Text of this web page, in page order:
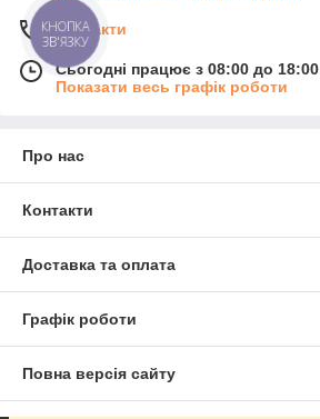
Контакти
Сьогодні працює з 08:00 до 18:00
Показати весь графік роботи
Про нас
Контакти
Доставка та оплата
Графік роботи
Повна версія сайту
КНОПКА
ЗВ'ЯЗКУ